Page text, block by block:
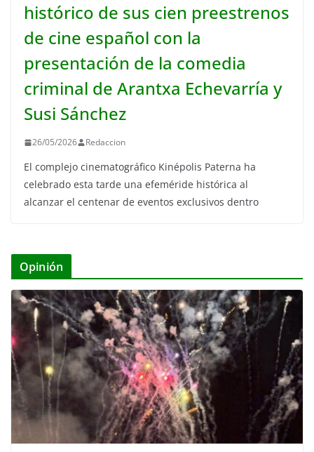
histórico de sus cien preestrenos
de cine español con la
presentación de la comedia
criminal de Arantxa Echevarría y
Susi Sánchez
26/05/2026 Redaccion
El complejo cinematográfico Kinépolis Paterna ha
celebrado esta tarde una efeméride histórica al
alcanzar el centenar de eventos exclusivos dentro
Opinión